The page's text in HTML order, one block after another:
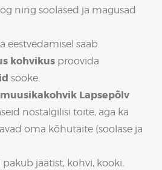
ning soolased ja magusad
eestvedamisel saab
kohvikus proovida
sööke.
Lapsepõlv
nostalgilisi toite, aga ka
oma kõhutäite (soolase ja
pakub jäätist, kohvi, kooki,